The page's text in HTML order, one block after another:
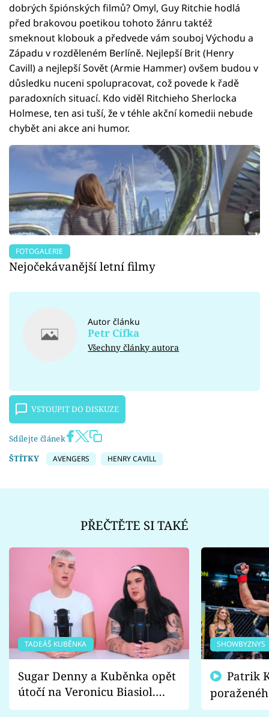
dobrých špiónských filmů? Omyl, Guy Ritchie hodlá
před brakovou poetikou tohoto žánru taktéž
smeknout klobouk a předvede vám souboj Východu a
Západu v rozděleném Berlíně. Nejlepší Brit (Henry
Cavill) a nejlepší Sovět (Armie Hammer) ovšem budou v
důsledku nuceni spolupracovat, což povede k řadě
paradoxních situací. Kdo viděl Ritchieho Sherlocka
Holmese, ten asi tuší, že v téhle akční komedii nebude
chybět ani akce ani humor.
FOTOGALERIE
Nejočekávanější letní filmy
Autor článku
Petr Cífka
Všechny články autora
VSTOUPIT DO DISKUZE
Sdílejte článek
ŠTÍTKY
AVENGERS HENRY CAVILL
PŘEČTĚTE SI TAKÉ
TADEÁŠ KUBĚNKA
Sugar Denny a Kuběnka opět
útočí na Veronicu Biasiol.
Proč je podle nich falešná a
SHOWBYZNYS
fanoušci